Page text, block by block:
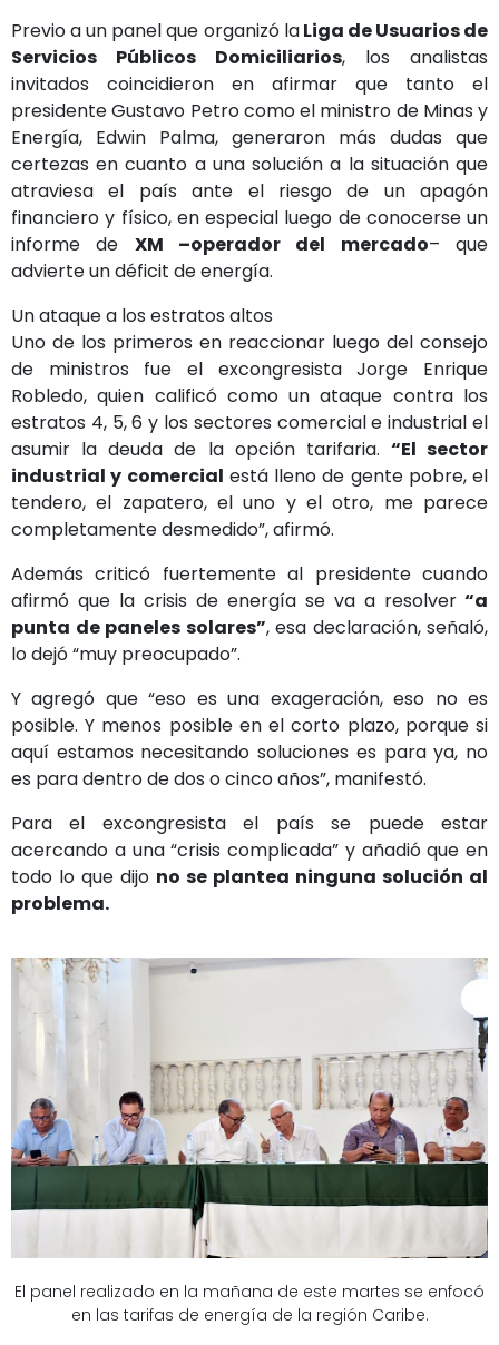
Previo a un panel que organizó laLiga de Usuarios de
Servicios Públicos Domiciliarios, los analistas
invitados coincidieron en afirmar que tanto el
presidente Gustavo Petro como el ministro de Minas y
Energía, Edwin Palma, generaron más dudas que
certezas en cuanto a una solución a la situación que
atraviesa el país ante el riesgo de un apagón
financiero y físico, en especial luego de conocerse un
informe de XM –operador del mercado– que
advierte un déficit de energía.
Un ataque a los estratos altos
Uno de los primeros en reaccionar luego del consejo
de ministros fue el excongresista Jorge Enrique
Robledo, quien calificó como un ataque contra los
estratos 4, 5, 6 y los sectores comercial e industrial el
asumir la deuda de la opción tarifaria. “El sector
industrial y comercial está lleno de gente pobre, el
tendero, el zapatero, el uno y el otro, me parece
completamente desmedido”, afirmó.
Además criticó fuertemente al presidente cuando
afirmó que la crisis de energía se va a resolver “a
punta de paneles solares”, esa declaración, señaló,
lo dejó “muy preocupado”.
Y agregó que “eso es una exageración, eso no es
posible. Y menos posible en el corto plazo, porque si
aquí estamos necesitando soluciones es para ya, no
es para dentro de dos o cinco años”, manifestó.
Para el excongresista el país se puede estar
acercando a una “crisis complicada” y añadió que en
todo lo que dijo no se plantea ninguna solución al
problema.
El panel realizado en la mañana de este martes se enfocó
en las tarifas de energía de la región Caribe.